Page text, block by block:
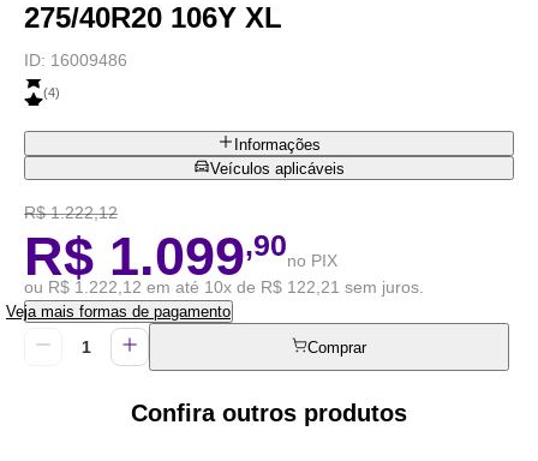
275/40R20 106Y XL
ID: 16009486
(4)
Informações
Veículos aplicáveis
R$ 1.222,12
R$ 1.099,90no PIX
ou R$ 1.222,12 em até 10x de R$ 122,21 sem juros.
Veja mais formas de pagamento
Comprar
Confira outros produtos